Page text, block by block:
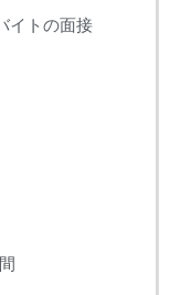
イトの面接